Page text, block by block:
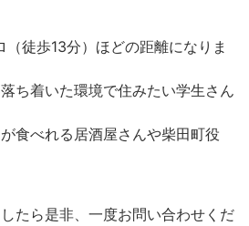
（徒歩13分）ほどの距離になりま
ち着いた環境で住みたい学生さん
食べれる居酒屋さんや柴田町役
たら是非、一度お問い合わせくだ